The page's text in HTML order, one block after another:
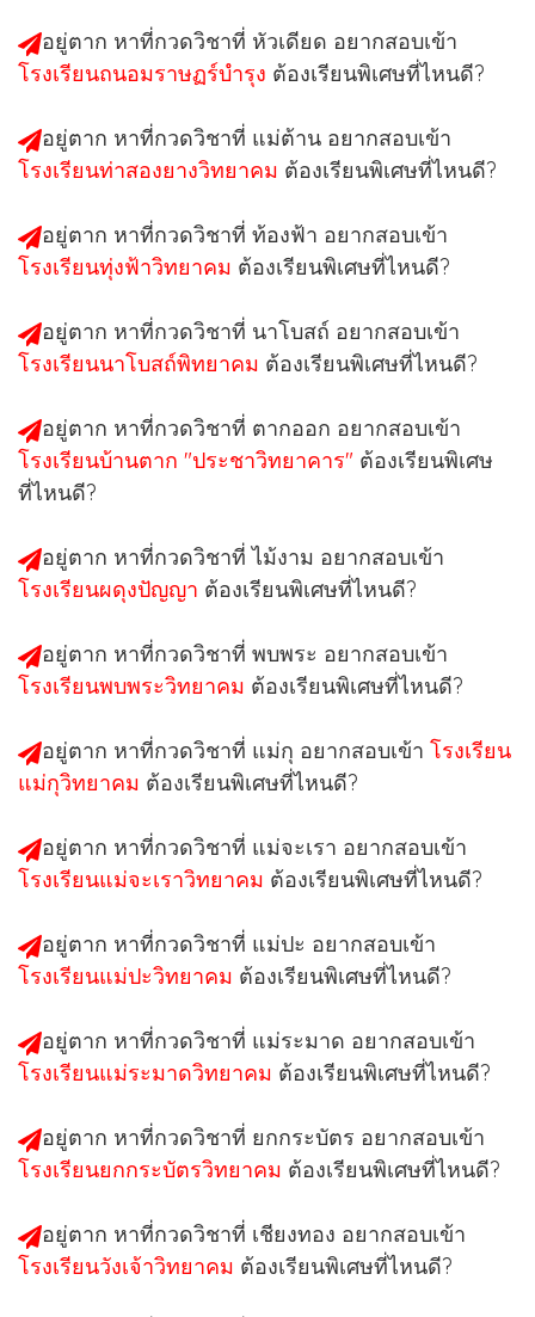
อยู่ตาก หาที่กวดวิชาที่ หัวเดียด อยากสอบเข้า
โรงเรียนถนอมราษฏร์บำรุง ต้องเรียนพิเศษที่ไหนดี?
อยู่ตาก หาที่กวดวิชาที่ แม่ต้าน อยากสอบเข้า
โรงเรียนท่าสองยางวิทยาคม ต้องเรียนพิเศษที่ไหนดี?
อยู่ตาก หาที่กวดวิชาที่ ท้องฟ้า อยากสอบเข้า
โรงเรียนทุ่งฟ้าวิทยาคม ต้องเรียนพิเศษที่ไหนดี?
อยู่ตาก หาที่กวดวิชาที่ นาโบสถ์ อยากสอบเข้า
โรงเรียนนาโบสถ์พิทยาคม ต้องเรียนพิเศษที่ไหนดี?
อยู่ตาก หาที่กวดวิชาที่ ตากออก อยากสอบเข้า
โรงเรียนบ้านตาก "ประชาวิทยาคาร" ต้องเรียนพิเศษ
ที่ไหนดี?
อยู่ตาก หาที่กวดวิชาที่ ไม้งาม อยากสอบเข้า
โรงเรียนผดุงปัญญา ต้องเรียนพิเศษที่ไหนดี?
อยู่ตาก หาที่กวดวิชาที่ พบพระ อยากสอบเข้า
โรงเรียนพบพระวิทยาคม ต้องเรียนพิเศษที่ไหนดี?
อยู่ตาก หาที่กวดวิชาที่ แม่กุ อยากสอบเข้า โรงเรียน
แม่กุวิทยาคม ต้องเรียนพิเศษที่ไหนดี?
อยู่ตาก หาที่กวดวิชาที่ แม่จะเรา อยากสอบเข้า
โรงเรียนแม่จะเราวิทยาคม ต้องเรียนพิเศษที่ไหนดี?
อยู่ตาก หาที่กวดวิชาที่ แม่ปะ อยากสอบเข้า
โรงเรียนแม่ปะวิทยาคม ต้องเรียนพิเศษที่ไหนดี?
อยู่ตาก หาที่กวดวิชาที่ แม่ระมาด อยากสอบเข้า
โรงเรียนแม่ระมาดวิทยาคม ต้องเรียนพิเศษที่ไหนดี?
อยู่ตาก หาที่กวดวิชาที่ ยกกระบัตร อยากสอบเข้า
โรงเรียนยกกระบัตรวิทยาคม ต้องเรียนพิเศษที่ไหนดี?
อยู่ตาก หาที่กวดวิชาที่ เชียงทอง อยากสอบเข้า
โรงเรียนวังเจ้าวิทยาคม ต้องเรียนพิเศษที่ไหนดี?